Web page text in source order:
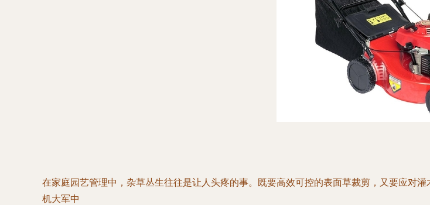
在家庭园艺管理中，杂草丛生往往是让人头疼的事。既要高效可控的表面草裁剪，又要应对
机大军中